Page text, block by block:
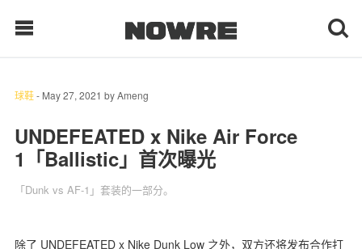
现客视点
时 尚
球鞋- May 27, 2021 byAmeng
UNDEFEATED x Nike Air Force
1「Ballistic」首次曝光
「Dunk vs AF-1」套装的一部分。
除了 UNDEFEATED x Nike Dunk Low 之外，双方还将发布合作打